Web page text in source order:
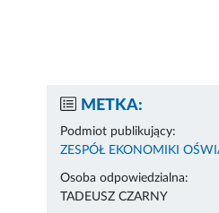
METKA:
Podmiot publikujący:
ZESPÓŁ EKONOMIKI
Osoba odpowiedzialna:
TADEUSZ CZARNY